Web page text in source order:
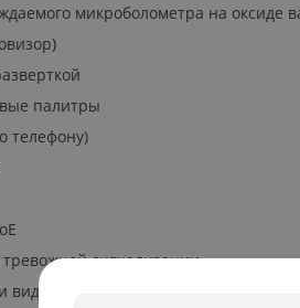
микроболометра на оксиде
палитры
телефону)
сигнализации